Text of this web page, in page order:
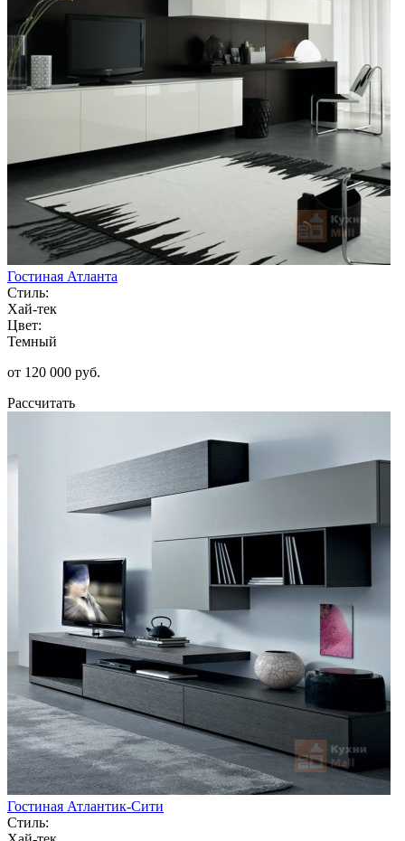
Гостиная Атланта
Стиль:
Хай-тек
Цвет:
Темный
от 120 000 руб.
Рассчитать
Гостиная Атлантик-Сити
Стиль: